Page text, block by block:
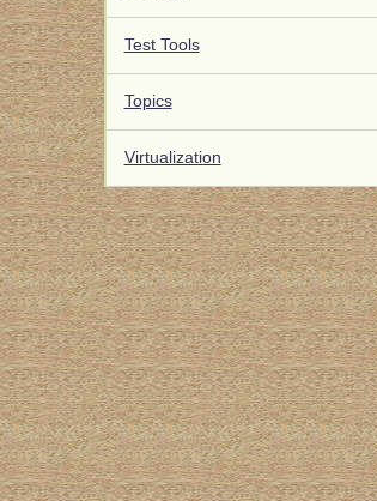
Test Tools
Topics
Virtualization